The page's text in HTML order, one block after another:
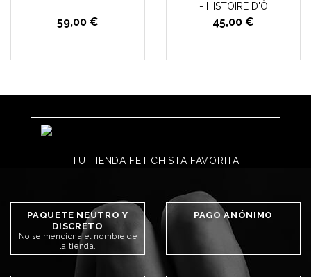
59,00 €
- HISTOIRE D'Ô
45,00 €
TU TIENDA FETICHISTA FAVORITA
PAQUETE NEUTRO Y
DISCRETO
No se menciona el nombre de
la tienda.
PAGO ANÓNIMO